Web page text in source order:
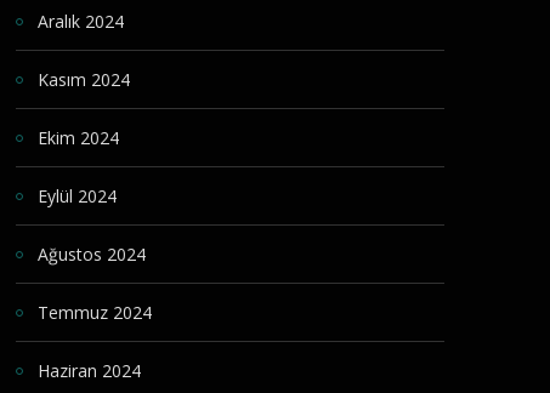
Aralık 2024
Kasım 2024
Ekim 2024
Eylül 2024
Ağustos 2024
Temmuz 2024
Haziran 2024